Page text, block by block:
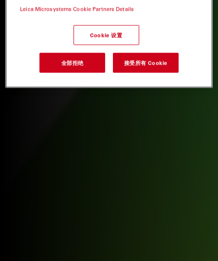
Leica Microsystems Cookie Partners Details
Cookie 设置
全部拒绝 接受所有 Cookie